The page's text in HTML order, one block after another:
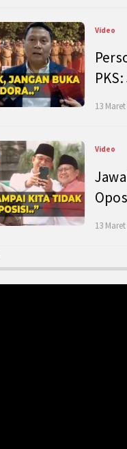
Video
13
Video
13